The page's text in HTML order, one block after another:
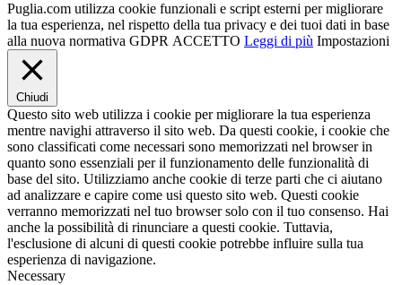
Puglia.com utilizza cookie funzionali e script esterni per migliorare
la tua esperienza, nel rispetto della tua privacy e dei tuoi dati in base
alla nuova normativa GDPR ACCETTO Leggi di più Impostazioni
Chiudi
Questo sito web utilizza i cookie per migliorare la tua esperienza
mentre navighi attraverso il sito web. Da questi cookie, i cookie che
sono classificati come necessari sono memorizzati nel browser in
quanto sono essenziali per il funzionamento delle funzionalità di
base del sito. Utilizziamo anche cookie di terze parti che ci aiutano
ad analizzare e capire come usi questo sito web. Questi cookie
verranno memorizzati nel tuo browser solo con il tuo consenso. Hai
anche la possibilità di rinunciare a questi cookie. Tuttavia,
l'esclusione di alcuni di questi cookie potrebbe influire sulla tua
esperienza di navigazione.
Necessary